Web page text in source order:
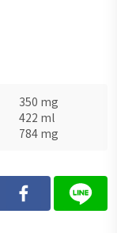
350 mg
422 ml
784 mg